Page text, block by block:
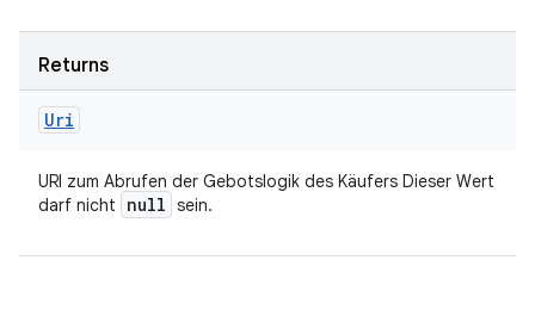
Returns
Uri
URI zum Abrufen der Gebotslogik des Käufers Dieser Wert
darf nicht
null sein.